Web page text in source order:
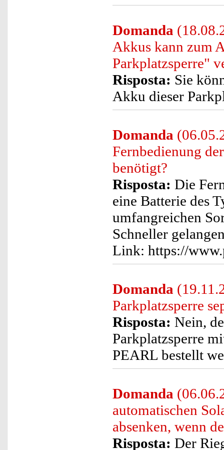
Domanda
Akkus kann zum
Parkplatzsperre"
Risposta: Sie
Akku dieser
Domanda
Fernbedienung
benötigt?
Risposta: Die
eine Batterie des
umfangreichen
Schneller
Link: https://
Domanda
Parkplatzsperre
Risposta: Nein,
Parkplatzsperre
PEARL bestellt
Domanda
automatischen
absenken, wenn
Risposta: Der